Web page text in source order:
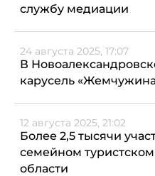
службу медиации
24 августа 2025, 17:07
В
карусель
12 августа 2025, 21:02
Более 2,5 тысячи
семейном
области